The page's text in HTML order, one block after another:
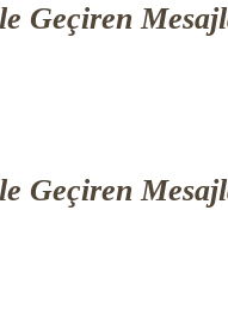
Geçiren
Geçiren